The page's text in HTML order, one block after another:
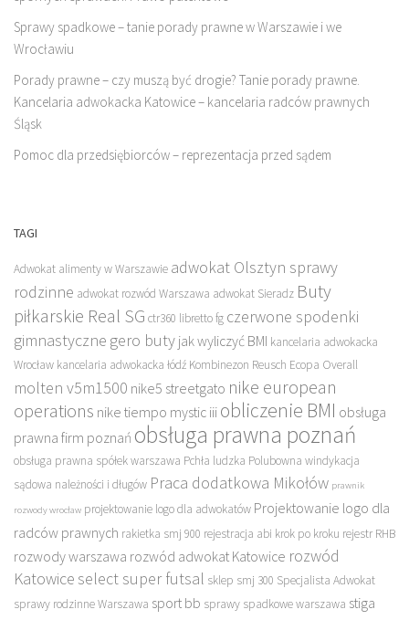
Sprawy spadkowe – tanie porady prawne w Warszawie i we
Wrocławiu
Porady prawne – czy muszą być drogie? Tanie porady prawne.
Kancelaria adwokacka Katowice – kancelaria radców prawnych
Śląsk
Pomoc dla przedsiębiorców – reprezentacja przed sądem
TAGI
Adwokat alimenty w Warszawie adwokat Olsztyn sprawy
rodzinne adwokat rozwód Warszawa adwokat Sieradz Buty
piłkarskie Real SG ctr360 libretto fg czerwone spodenki
gimnastyczne gero buty jak wyliczyć BMI kancelaria adwokacka
Wrocław kancelaria adwokacka łódź Kombinezon Reusch Ecopa Overall
molten v5m1500 nike5 streetgato nike european
operations nike tiempo mystic iii obliczenie BMI obsługa
prawna firm poznań obsługa prawna poznań
obsługa prawna spółek warszawa Pchła ludzka Polubowna windykacja
sądowa należności i długów Praca dodatkowa Mikołów prawnik
rozwody wrocław projektowanie logo dla adwokatów Projektowanie logo dla
radców prawnych rakietka smj 900 rejestracja abi krok po kroku rejestr RHB
rozwody warszawa rozwód adwokat Katowice rozwód
Katowice select super futsal sklep smj 300 Specjalista Adwokat
sprawy rodzinne Warszawa sport bb sprawy spadkowe warszawa stiga